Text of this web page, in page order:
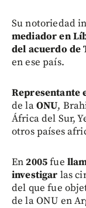
Su notoriedad
mediador en
del acuerdo de
en ese país.
Representante
de laONU,
África del Sur,
otros países
En2005fue
investigar las
del que fue
de la ONU en